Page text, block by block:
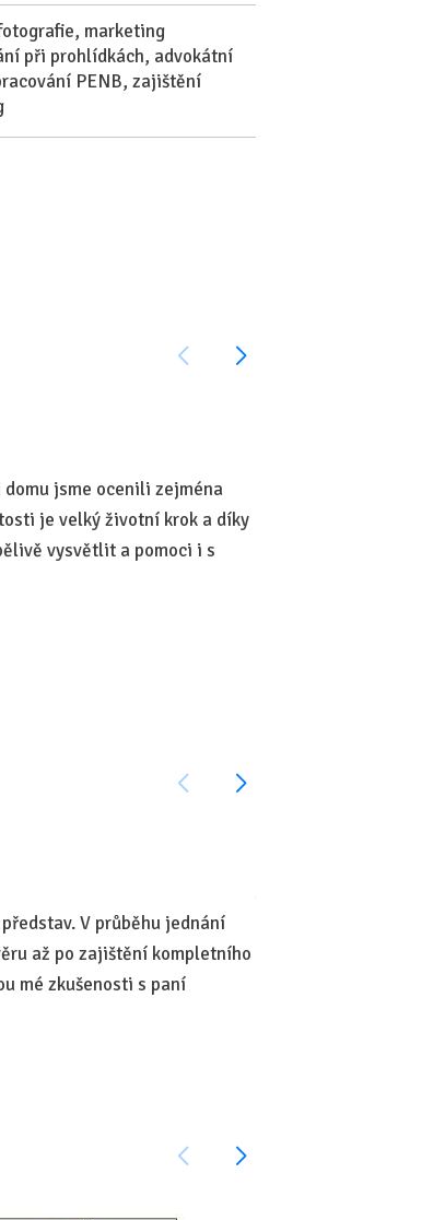
marketing
při prohlídkách, advokátní
PENB, zajištění
jsme ocenili zejména
je velký životní krok a díky
vysvětlit a pomoci i s
V průběhu jednání
až po zajištění kompletního
mé zkušenosti s paní